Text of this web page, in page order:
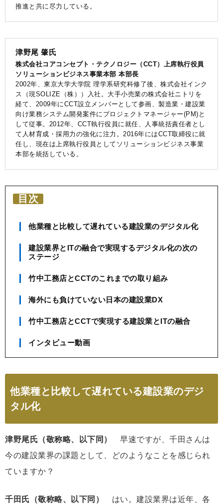
推進と共に尽力している。
津野尾 肇氏
株式会社コアコンセプト・テクノロジー（CCT）上席執行役員
ソリューションビジネス事業本部 本部長
2002年、東京大学大学院 理学系研究科修了後、株式会社インク
ス（現SOLIZE（株））入社。大手小売業の株式会社ニトリを
経て、2009年にCCT設立メンバーとして参画、製造業・建設業
向け業務システム開発案件にプロジェクトマネージャー(PM)と
して従事。2012年、CCT執行役員に就任、人事統括責任者とし
て人材育成・採用力の強化に注力。2016年にはCCT取締役に就
任し、現在は上席執行役員としてソリューションビジネス事業
本部を統括している。
目次
他業種と比較して遅れている建設業のデジタル化
建設業界とITの融合で実現するデジタル化の次の
ステージ
竹中工務店とCCTのこれまでの取り組み
海外にも負けていない日本の建設業DX
竹中工務店とCCTで実現する建設業とITの融合
インタビュー動画
他業種と比較して遅れている建設業のデジ
タル化
津野尾氏（敬称略、以下同）
早速ですが、千田さんは
今の建設業界の課題として、どのようなことを感じられ
ていますか？
千田氏（敬称略、以下同）
はい。建設業界は近年、各